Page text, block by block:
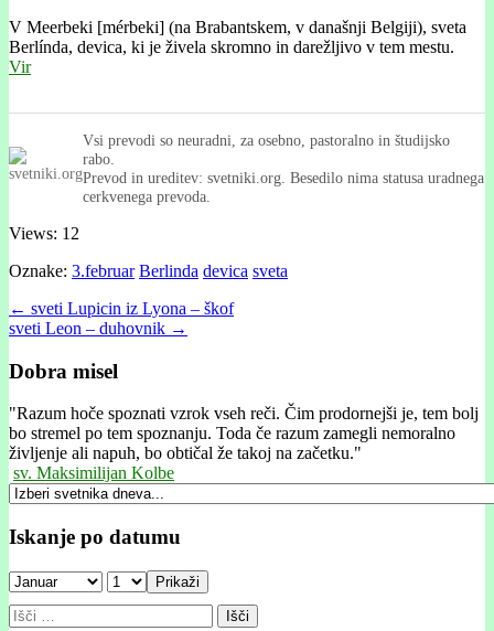
V Meerbeki [mérbeki] (na Brabantskem, v današnji Belgiji), sveta
Berlínda, devica, ki je živela skromno in darežljivo v tem mestu.
Vir
Vsi prevodi so neuradni, za osebno, pastoralno in študijsko
rabo.
Prevod in ureditev: svetniki.org. Besedilo nima statusa uradnega
cerkvenega prevoda.
Views: 12
Oznake: 3.februar Berlinda devica sveta
Post
navigation
← sveti Lupicin iz Lyona – škof
sveti Leon – duhovnik →
Dobra misel
"Razum hoče spoznati vzrok vseh reči. Čim prodornejši je, tem bolj
bo stremel po tem spoznanju. Toda če razum zamegli nemoralno
življenje ali napuh, bo obtičal že takoj na začetku."
sv. Maksimilijan Kolbe
Iskanje po datumu
Prikaži
Išči: